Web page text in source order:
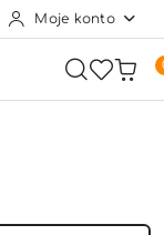
Moje konto